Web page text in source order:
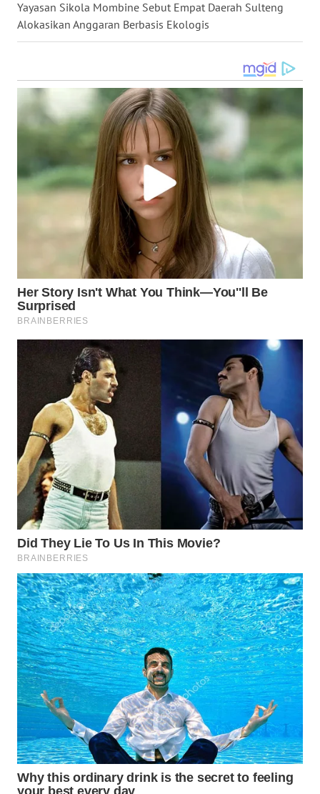
Yayasan Sikola Mombine Sebut Empat Daerah Sulteng
Alokasikan Anggaran Berbasis Ekologis
WN
SULTRA
WN
SULTENG
WN
SULBAR
SUMBAR
WN
SUMSEL
BENGKULU
WN
LAMPUNG
WN
JATENG
WN
NUSANTARA
WN
JOGJA
WN
JATIM
WN
BALI
WN
KALBAR